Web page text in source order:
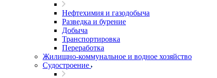
Нефтехимия и газодобыча
Разведка и бурение
Добыча
Транспортировка
Переработка
Жилищно-коммунальное и водное хозяйство
Судостроение